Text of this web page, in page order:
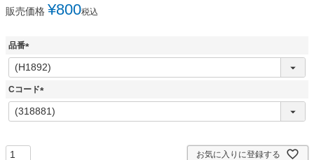
販売価格 ¥800税込
品番
(
必
須
Cコード
(
必
お気に入りに登録する